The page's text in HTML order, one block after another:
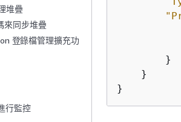
堆疊
來同步堆疊
登錄檔管理擴充功
行監控
        }
    }
}